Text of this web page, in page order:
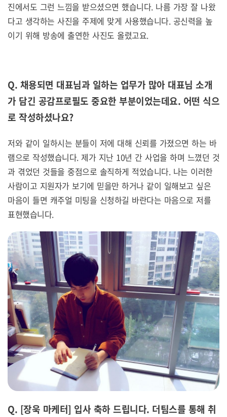
진에서도 그런 느낌을 받으셨으면 했습니다. 나름 가장 잘 나왔
다고 생각하는 사진을 주제에 맞게 사용했습니다. 공신력을 높
이기 위해 방송에 출연한 사진도 올렸고요.
Q. 채용되면 대표님과 일하는 업무가 많아 대표님 소개
가 담긴 공감프로필도 중요한 부분이었는데요. 어떤 식으
로 작성하셨나요?
저와 같이 일하시는 분들이 저에 대해 신뢰를 가졌으면 하는 바
램으로 작성했습니다. 제가 지난 10년 간 사업을 하며 느꼈던 것
과 겪었던 것들을 중점으로 솔직하게 적었습니다. 나는 이러한
사람이고 지원자가 보기에 믿을만 하거나 같이 일해보고 싶은
마음이 들면 캐주얼 미팅을 신청하길 바란다는 마음으로 저를
표현했습니다.
Q. [장욱 마케터] 입사 축하 드립니다. 더팀스를 통해 취